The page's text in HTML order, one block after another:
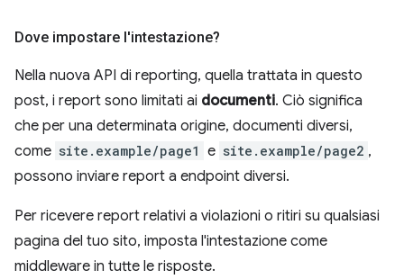
Dove impostare l'intestazione?
Nella nuova API di reporting, quella trattata in questo
post, i report sono limitati ai documenti. Ciò significa
che per una determinata origine, documenti diversi,
come site.example/page1 e site.example/page2 ,
possono inviare report a endpoint diversi.
Per ricevere report relativi a violazioni o ritiri su qualsiasi
pagina del tuo sito, imposta l'intestazione come
middleware in tutte le risposte.